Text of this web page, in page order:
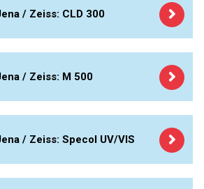
/ Zeiss: CLD 300
/ Zeiss: M 500
/ Zeiss: Specol UV/VIS